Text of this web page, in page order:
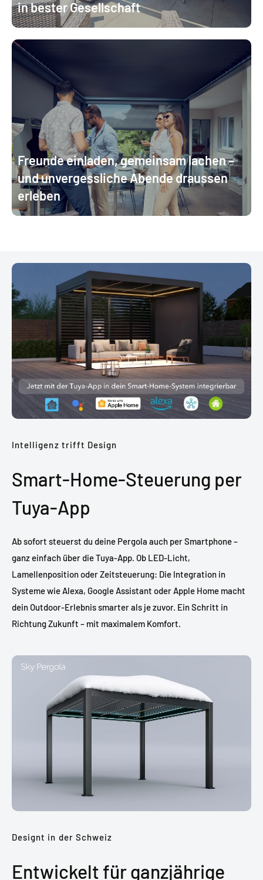
in bester Gesellschaft
Freunde einladen, gemeinsam lachen –
und unvergessliche Abende draussen
erleben
Intelligenz trifft Design
Smart-Home-Steuerung per
Tuya-App
Ab sofort steuerst du deine Pergola auch per Smartphone –
ganz einfach über die Tuya-App. Ob LED-Licht,
Lamellenposition oder Zeitsteuerung: Die Integration in
Systeme wie Alexa, Google Assistant oder Apple Home macht
dein Outdoor-Erlebnis smarter als je zuvor. Ein Schritt in
Richtung Zukunft – mit maximalem Komfort.
Designt in der Schweiz
Entwickelt für ganzjährige